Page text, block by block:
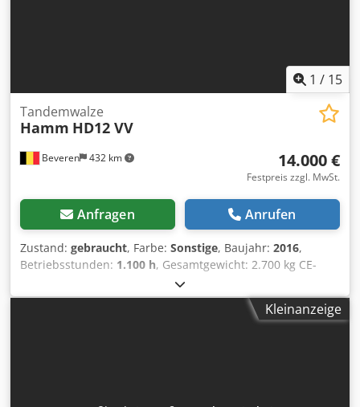
1 / 15
Beveren 432 km
Tandemwalze
Hamm HD12 VV
14.000 €
Festpreis zzgl. MwSt.
Anfragen Anrufen
Zustand: gebraucht, Farbe: Sonstige, Baujahr: 2016,
Betriebsstunden: 1.100 h, Gesamtgewicht: 2.700 kg CE-
Kennzeichnung: ja Seriennummer: H2007793 Maschinen
zu verkaufen! Besuchen Sie unsere Website und
entdecken Sie eine Vielzahl sofort verfügbarer Maschinen.
Kleinanzeige